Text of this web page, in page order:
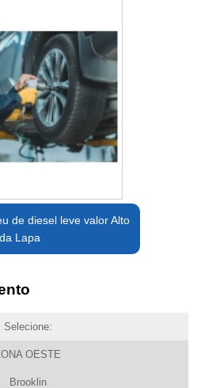
de diesel leve valor Alto
da Lapa
Selecione:
OESTE
Brooklin